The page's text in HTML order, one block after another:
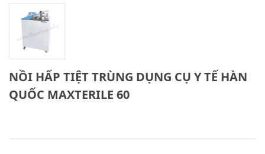
NỒI HẤP TIỆT TRÙNG DỤNG CỤ Y TẾ HÀN
QUỐC MAXTERILE 60